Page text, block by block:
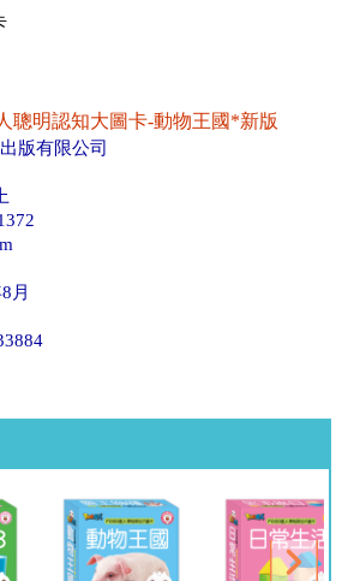
聰明認知大圖卡-動物王國*新版
版有限公司
月